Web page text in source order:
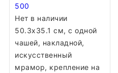
500
Нет в наличии
50.3x35.1 см, с одной
чашей, накладной,
искусственный
мрамор, крепление на